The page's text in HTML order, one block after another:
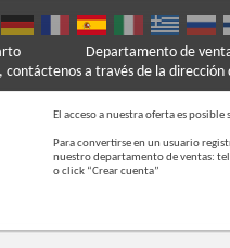
a través de la
Departamento de
El acceso a nuestra oferta es
Para convertirse en un usuario
nuestro departamento de ventas:
o click “Crear cuenta”